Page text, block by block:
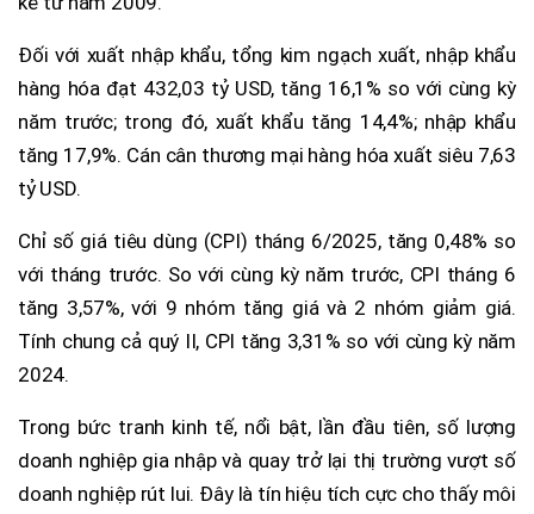
Đối với xuất nhập khẩu, tổng kim ngạch xuất, nhập khẩu
hàng hóa đạt 432,03 tỷ USD, tăng 16,1% so với cùng kỳ
năm trước; trong đó, xuất khẩu tăng 14,4%; nhập khẩu
tăng 17,9%. Cán cân thương mại hàng hóa xuất siêu 7,63
tỷ USD.
Chỉ số giá tiêu dùng (CPI) tháng 6/2025, tăng 0,48% so
với tháng trước. So với cùng kỳ năm trước, CPI tháng 6
tăng 3,57%, với 9 nhóm tăng giá và 2 nhóm giảm giá.
Tính chung cả quý II, CPI tăng 3,31% so với cùng kỳ năm
2024.
Trong bức tranh kinh tế, nổi bật, lần đầu tiên, số lượng
doanh nghiệp gia nhập và quay trở lại thị trường vượt số
doanh nghiệp rút lui. Đây là tín hiệu tích cực cho thấy môi